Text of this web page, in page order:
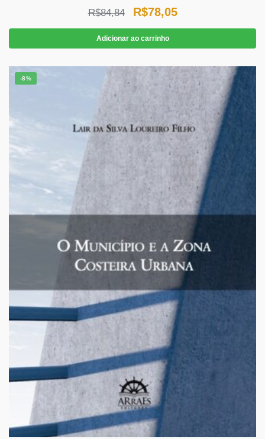
R$84,84
O
preço
original
era:
R$84,84.
R$78,05O
preço
atual
é:
R$78,05.
Adicionar ao carrinho
-8%